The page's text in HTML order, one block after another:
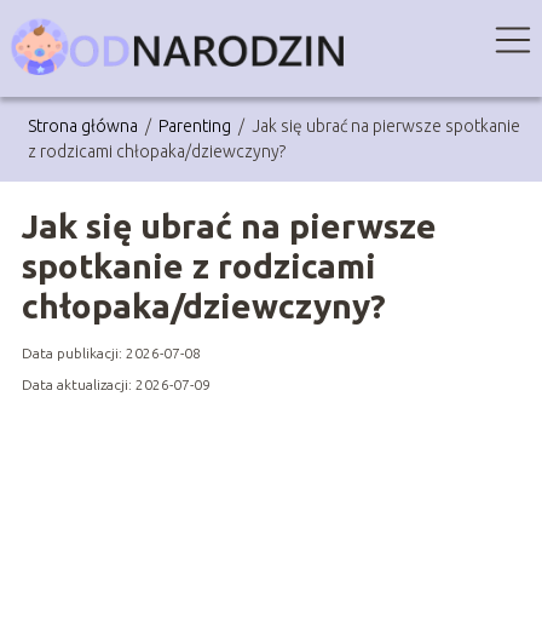
Strona główna / Parenting / Jak się ubrać na pierwsze spotkanie
z rodzicami chłopaka/dziewczyny?
Jak się ubrać na pierwsze
spotkanie z rodzicami
chłopaka/dziewczyny?
Data publikacji: 2026-07-08
Data aktualizacji: 2026-07-09